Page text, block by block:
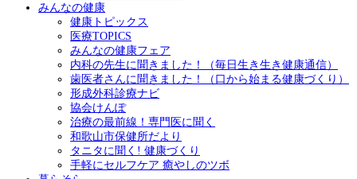
みんなの健康
健康トピックス
医療TOPICS
みんなの健康フェア
内科の先生に聞きました！（毎日生き生き健康通信）
歯医者さんに聞きました！（口から始まる健康づくり）
形成外科診療ナビ
協会けんぽ
治療の最前線！専門医に聞く
和歌山市保健所だより
タニタに聞く! 健康づくり
手軽にセルフケア 癒やしのツボ